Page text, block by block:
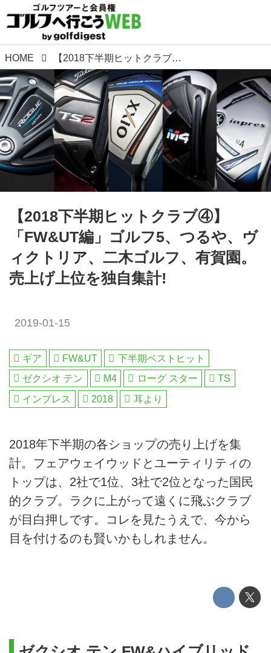
HOME 【2018下半期ヒットクラブ④】「FW&UT編」ゴルフ5、つるや、ヴィクトリア、二木ゴルフ、有賀園。売上げ上位を独自集計!
【2018下半期ヒットクラブ④】
「FW&UT編」ゴルフ5、つるや、ヴ
ィクトリア、二木ゴルフ、有賀園。
売上げ上位を独自集計!
2019-01-15
ギア FW&UT
下半期ベストヒット
ゼクシオ テン
M4 ローグ スター
TS
インプレス
2018 耳より
2018年下半期の各ショップの売り上げを集
計。フェアウェイウッドとユーティリティの
トップは、2社で1位、3社で2位となった国民
的クラブ。ラクに上がって遠くに飛ぶクラブ
が目白押しです。コレを見たうえで、今から
目を付けるのも賢いかもしれません。